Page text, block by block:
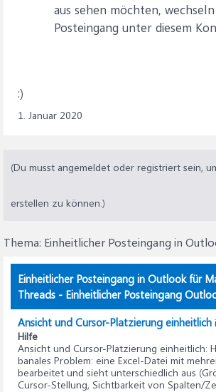
aus sehen möchten,
Posteingang unter diesem
:)
1. Januar 2020
(Du musst angemeldet oder registriert sein,
erstellen zu können.)
Thema: Einheitlicher Posteingang in
Einheitlicher Posteingang in Outlook für
Threads - Einheitlicher Posteingang
Ansicht und Cursor-Platzierung einheitlich
Hilfe
Ansicht und Cursor-Platzierung einheitlich:
banales Problem: eine Excel-Datei mit
bearbeitet und sieht unterschiedlich aus
Cursor-Stellung, Sichtbarkeit von Spalten/